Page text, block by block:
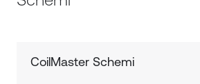
CoilMaster Schemi